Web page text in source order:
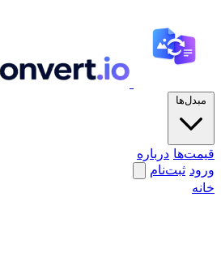
مبدل‌ها
قیمت‌ها درباره
ورود ثبت‌نام
خانه